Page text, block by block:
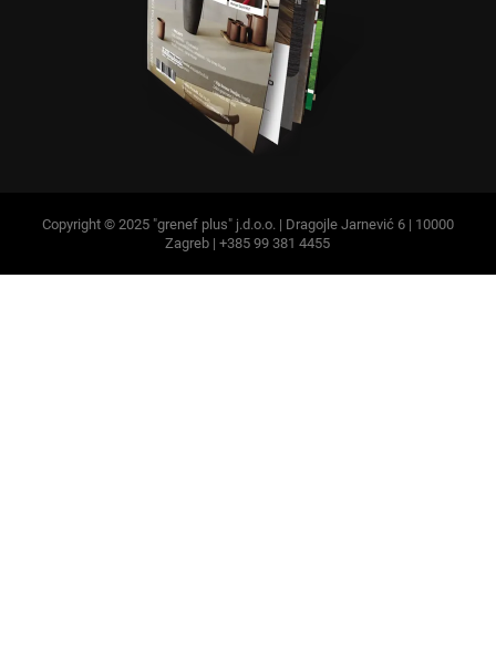
Copyright © 2025 "grenef plus" j.d.o.o. | Dragojle Jarnević 6 | 10000
Zagreb | +385 99 381 4455